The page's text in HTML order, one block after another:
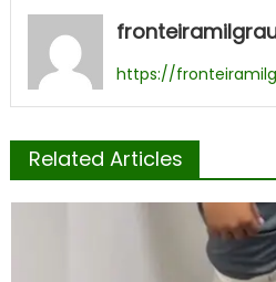
https://
Related Articles